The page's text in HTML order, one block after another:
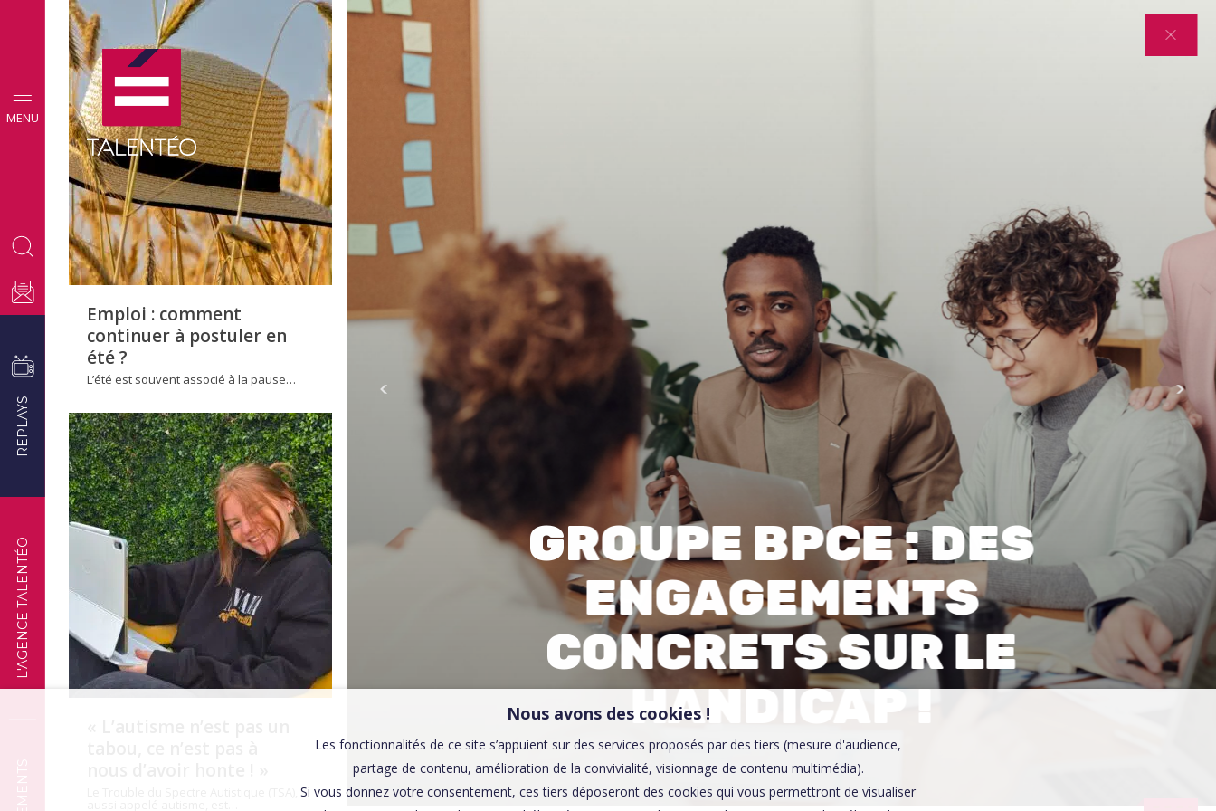
MENU
L'AGENCE TALENTÉO
REPLAYS
CONSEILS
EMPLOI
Emploi : comment
continuer à postuler en
été ?
L’été est souvent associé à la pause…
TÉMOIGNAGES
GROUPE BPCE : DES
ENGAGEMENTS
CONCRETS SUR LE
HANDICAP !
Affaires sensibles
Nous avons des cookies !
Les fonctionnalités de ce site s’appuient sur des services proposés par des tiers (mesure d'audience,
partage de contenu, amélioration de la convivialité, visionnage de contenu multimédia).
Si vous donnez votre consentement, ces tiers déposeront des cookies qui vous permettront de visualiser